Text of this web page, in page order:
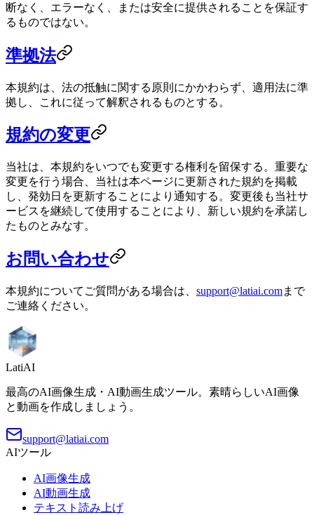
断なく、エラーなく、または安全に提供されることを保証す
るものではない。
準拠法
本規約は、法の抵触に関する原則にかかわらず、適用法に準
拠し、これに従って解釈されるものとする。
規約の変更
当社は、本規約をいつでも変更する権利を留保する。重要な
変更を行う場合、当社は本ページに更新された規約を掲載
し、発効日を更新することにより通知する。変更後も当社サ
ービスを継続して使用することにより、新しい規約を承諾し
たものとみなす。
お問い合わせ
本規約についてご質問がある場合は、 support@latiai.comまで
ご連絡ください。
LatiAI
最高のAI画像生成・AI動画生成ツール。素晴らしいAI画像
と動画を作成しましょう。
support@latiai.com
AIツール
AI画像生成
AI動画生成
テキスト読み上げ